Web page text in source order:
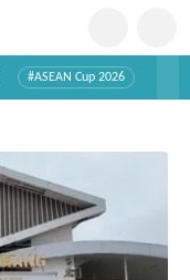
#ASEAN Cup 2026